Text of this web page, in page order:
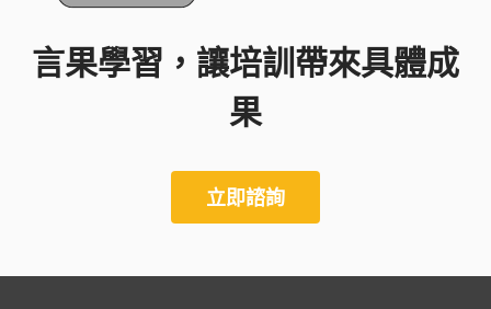
言果學習，讓培訓帶來具體成
果
立即諮詢